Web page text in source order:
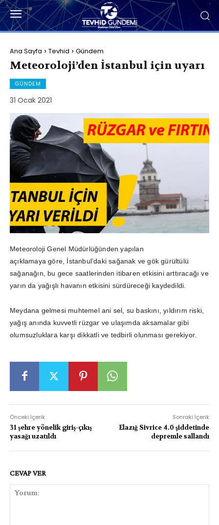
Ana Sayfa Tevhid Gündem
Meteoroloji’den İstanbul için uyarı
GÜNDEM
31 Ocak 2021
Meteoroloji Genel Müdürlüğünden yapılan
açıklamaya göre, İstanbul’daki sağanak ve gök gürültülü
sağanağın, bu gece saatlerinden itibaren etkisini arttıracağı ve
yarın da yağışlı havanın etkisini sürdüreceği kaydedildi.
Meydana gelmesi muhtemel ani sel, su baskını, yıldırım riski,
yağış anında kuvvetli rüzgar ve ulaşımda aksamalar gibi
olumsuzluklara karşı dikkatli ve tedbirli olunması gerekiyor.
Önceki İçerik
31 şehre yönelik giriş-çıkış
yasağı uzatıldı
Sonraki İçerik
Elazığ Sivrice 4.0 şiddetinde
depremle sallandı
CEVAP VER